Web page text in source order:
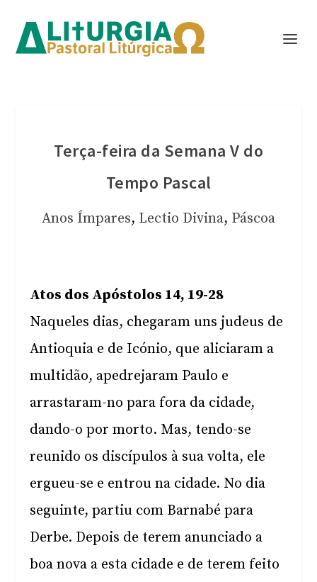
Terça-feira da Semana V do
Tempo Pascal
Anos Ímpares, Lectio Divina, Páscoa
Atos dos Apóstolos 14, 19-28
Naqueles dias, chegaram uns judeus de
Antioquia e de Icónio, que aliciaram a
multidão, apedrejaram Paulo e
arrastaram-no para fora da cidade,
dando-o por morto. Mas, tendo-se
reunido os discípulos à sua volta, ele
ergueu-se e entrou na cidade. No dia
seguinte, partiu com Barnabé para
Derbe. Depois de terem anunciado a
boa nova a esta cidade e de terem feito